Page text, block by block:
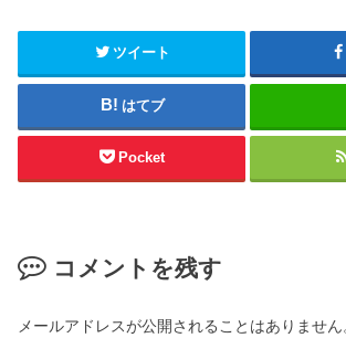
ツイート
はてブ
Pocket
コメントを残す
メールアドレスが公開されることはありません